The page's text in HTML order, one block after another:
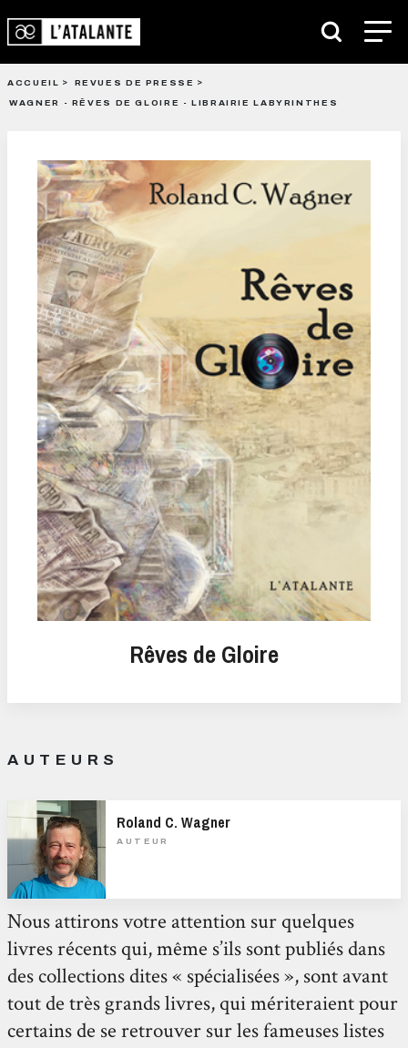
ACCUEIL
REVUES DE PRESSE
WAGNER - RÊVES DE GLOIRE - LIBRAIRIE LABYRINTHES
Rêves de Gloire
AUTEURS
Roland C. Wagner
AUTEUR
Nous attirons votre attention sur quelques
livres récents qui, même s’ils sont publiés dans
des collections dites « spécialisées », sont avant
tout de très grands livres, qui mériteraient pour
certains de se retrouver sur les fameuses listes